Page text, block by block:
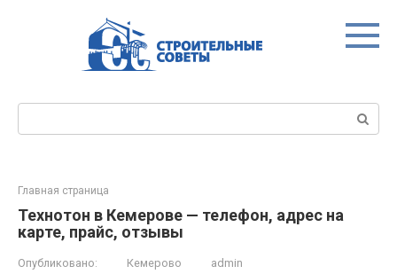
Главная страница
Технотон в Кемерове — телефон, адрес на
карте, прайс, отзывы
Опубликовано: Кемерово admin